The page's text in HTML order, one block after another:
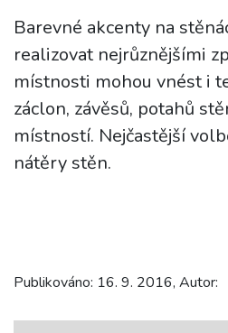
Barevné akcenty na
realizovat nejrůznějšími
místnosti mohou vnést i
záclon, závěsů, potahů
místností. Nejčastější
nátěry stěn.
Publikováno: 16. 9. 2016, Autor: